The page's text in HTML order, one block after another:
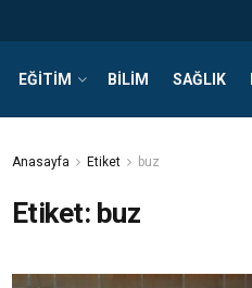
EĞITIM BILIM SAĞLIK
Anasayfa Etiket buz
Etiket: buz